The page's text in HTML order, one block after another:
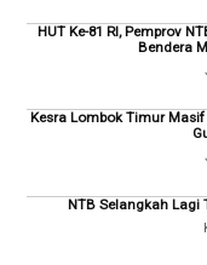
HUT Ke-81 RI, Pemprov
Bendera
Kesra Lombok Timur
NTB Selangkah Lagi